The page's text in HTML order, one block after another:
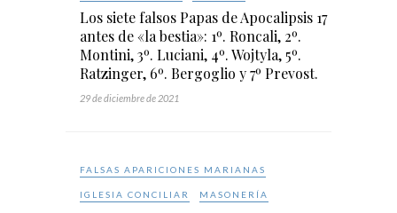
Los siete falsos Papas de Apocalipsis 17
antes de «la bestia»: 1º. Roncali, 2º.
Montini, 3º. Luciani, 4º. Wojtyla, 5º.
Ratzinger, 6º. Bergoglio y 7º Prevost.
29 de diciembre de 2021
FALSAS APARICIONES MARIANAS
IGLESIA CONCILIAR MASONERÍA